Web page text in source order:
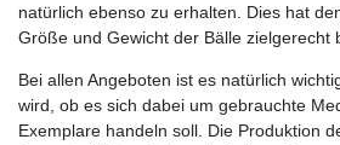
natürlich ebenso zu erhalten. Dies hat
Größe und Gewicht der Bälle zielgerecht
Bei allen Angeboten ist es natürlich
wird, ob es sich dabei um gebrauchte
Exemplare handeln soll. Die Produktion